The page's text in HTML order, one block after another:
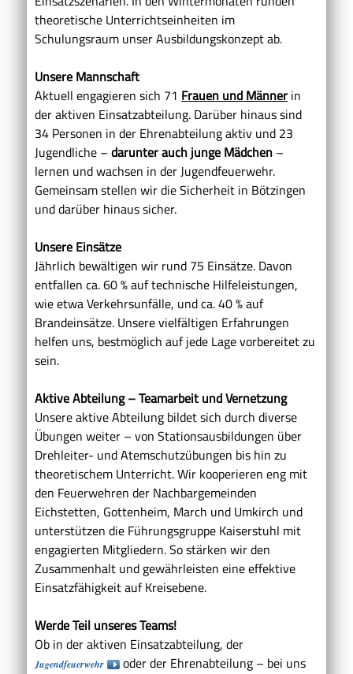
theoretische Unterrichtseinheiten im
Schulungsraum unser Ausbildungskonzept ab.
Unsere Mannschaft
Aktuell engagieren sich 71 Frauen und Männer in
der aktiven Einsatzabteilung. Darüber hinaus sind
34 Personen in der Ehrenabteilung aktiv und 23
Jugendliche – darunter auch junge Mädchen –
lernen und wachsen in der Jugendfeuerwehr.
Gemeinsam stellen wir die Sicherheit in Bötzingen
und darüber hinaus sicher.
Unsere Einsätze
Jährlich bewältigen wir rund 75 Einsätze. Davon
entfallen ca. 60 % auf technische Hilfeleistungen,
wie etwa Verkehrsunfälle, und ca. 40 % auf
Brandeinsätze. Unsere vielfältigen Erfahrungen
helfen uns, bestmöglich auf jede Lage vorbereitet zu
sein.
Aktive Abteilung – Teamarbeit und Vernetzung
Unsere aktive Abteilung bildet sich durch diverse
Übungen weiter – von Stationsausbildungen über
Drehleiter- und Atemschutzübungen bis hin zu
theoretischem Unterricht. Wir kooperieren eng mit
den Feuerwehren der Nachbargemeinden
Eichstetten, Gottenheim, March und Umkirch und
unterstützen die Führungsgruppe Kaiserstuhl mit
engagierten Mitgliedern. So stärken wir den
Zusammenhalt und gewährleisten eine effektive
Einsatzfähigkeit auf Kreisebene.
Werde Teil unseres Teams!
Ob in der aktiven Einsatzabteilung, der
Jugendfeuerwehr
oder der Ehrenabteilung – bei uns